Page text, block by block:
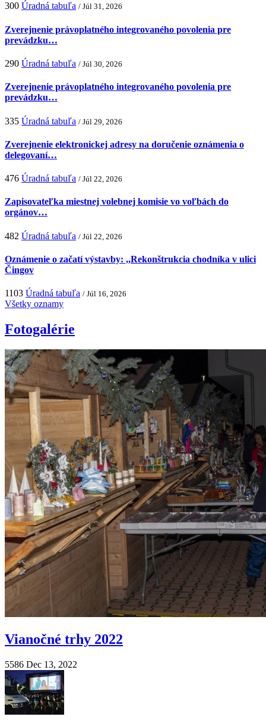
300 Úradná tabuľa / Júl 31, 2026
Zverejnenie právoplatného integrovaného povolenia pre
prevádzku…
290 Úradná tabuľa / Júl 30, 2026
Zverejnenie právoplatného integrovaného povolenia pre
prevádzku…
335 Úradná tabuľa / Júl 29, 2026
Zverejnenie elektronickej adresy na doručenie oznámenia o
delegovaní…
476 Úradná tabuľa / Júl 22, 2026
Zapisovateľka miestnej volebnej komisie vo voľbách do
orgánov…
482 Úradná tabuľa / Júl 22, 2026
Oznámenie o začatí výstavby: ,,Rekonštrukcia chodníka v ulici
Čingov
1103 Úradná tabuľa / Júl 16, 2026
Všetky oznamy
Fotogalérie
Vianočné trhy 2022
5586 Dec 13, 2022